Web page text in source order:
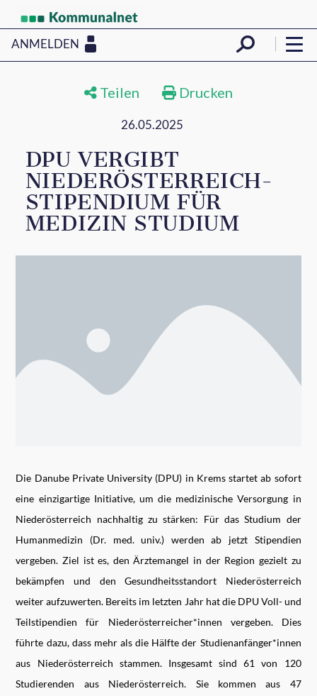
ANMELDEN
Teilen Drucken
26.05.2025
DPU VERGIBT
NIEDERÖSTERREICH-
STIPENDIUM FÜR
MEDIZIN STUDIUM
Die Danube Private University (DPU) in Krems startet ab sofort
eine einzigartige Initiative, um die medizinische Versorgung in
Niederösterreich nachhaltig zu stärken: Für das Studium der
Humanmedizin (Dr. med. univ.) werden ab jetzt Stipendien
vergeben. Ziel ist es, den Ärztemangel in der Region gezielt zu
bekämpfen und den Gesundheitsstandort Niederösterreich
weiter aufzuwerten. Bereits im letzten Jahr hat die DPU Voll- und
Teilstipendien für Niederösterreicher*innen vergeben. Dies
führte dazu, dass mehr als die Hälfte der Studienanfänger*innen
aus Niederösterreich stammen. Insgesamt sind 61 von 120
Studierenden aus Niederösterreich. Sie kommen aus 47